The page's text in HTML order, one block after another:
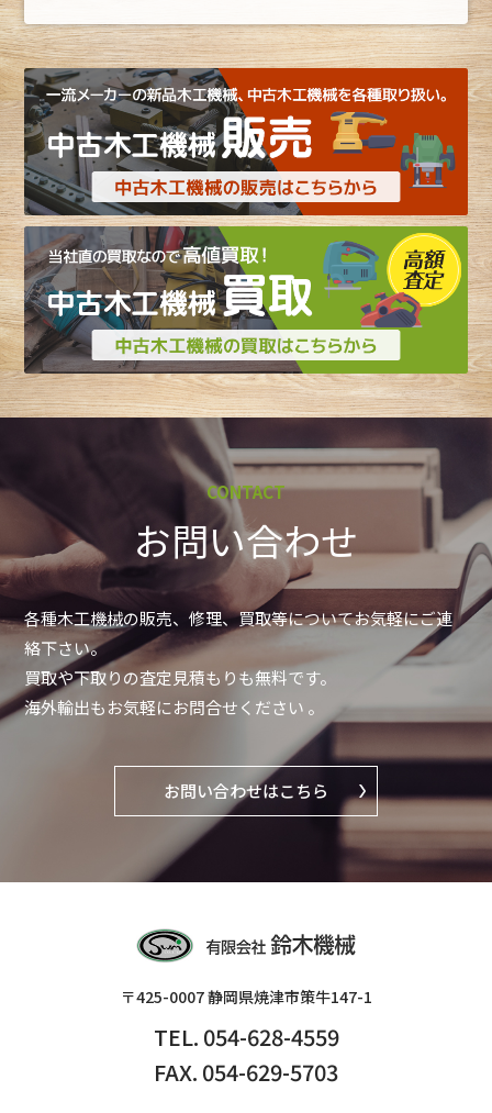
CONTACT
お問い合わせ
各種木工機械の販売、修理、買取等についてお気軽にご連
絡下さい。
買取や下取りの査定見積もりも無料です。
海外輸出もお気軽にお問合せください 。
お問い合わせはこちら
〒425-0007 静岡県焼津市策牛147-1
TEL. 054-628-4559
FAX. 054-629-5703